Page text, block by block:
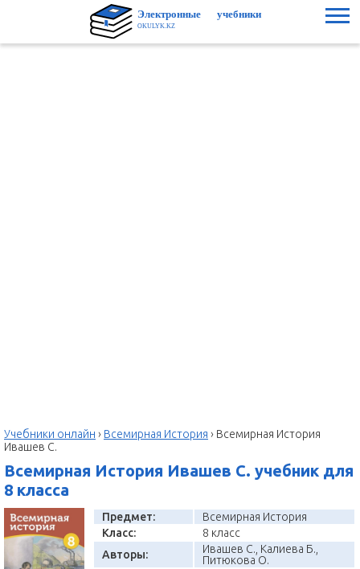
Учебники онлайн › Всемирная История › Всемирная История
Ивашев С.
Всемирная История Ивашев С. учебник для
8 класса
Предмет:
Всемирная История
Класс:
8 класс
Авторы:
Ивашев С., Калиева Б.,
Питюкова О.